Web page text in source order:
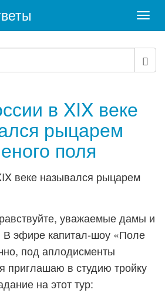
в XIX веке
рыцарем
поля
уважаемые дамы и
В эфире капитал-шоу «Поле
под аплодисменты
приглашаю в студию тройку
на этот тур: